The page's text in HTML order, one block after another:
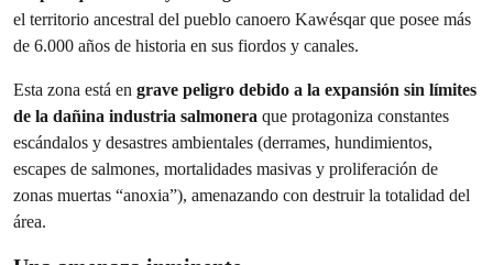
el territorio ancestral del pueblo canoero Kawésqar que posee más
de 6.000 años de historia en sus fiordos y canales.
Esta zona está en grave peligro debido a la expansión sin límites
de la dañina industria salmonera que protagoniza constantes
escándalos y desastres ambientales (derrames, hundimientos,
escapes de salmones, mortalidades masivas y proliferación de
zonas muertas “anoxia”), amenazando con destruir la totalidad del
área.